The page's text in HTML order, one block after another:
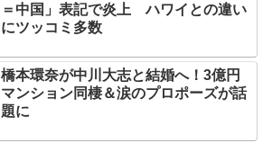
＝中国」表記で炎上 ハワイとの違い
にツッコミ多数
橋本環奈が中川大志と結婚へ！3億円
マンション同棲＆涙のプロポーズが話
題に